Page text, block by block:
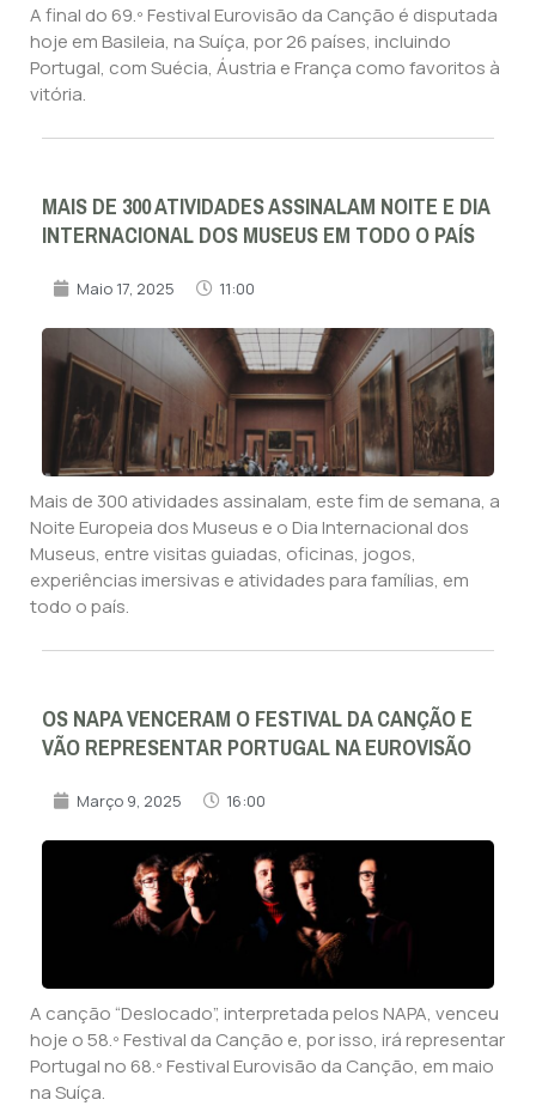
A final do 69.º Festival Eurovisão da Canção é disputada
hoje em Basileia, na Suíça, por 26 países, incluindo
Portugal, com Suécia, Áustria e França como favoritos à
vitória.
MAIS DE 300 ATIVIDADES ASSINALAM NOITE E DIA
INTERNACIONAL DOS MUSEUS EM TODO O PAÍS
Maio 17, 2025 11:00
Mais de 300 atividades assinalam, este fim de semana, a
Noite Europeia dos Museus e o Dia Internacional dos
Museus, entre visitas guiadas, oficinas, jogos,
experiências imersivas e atividades para famílias, em
todo o país.
OS NAPA VENCERAM O FESTIVAL DA CANÇÃO E
VÃO REPRESENTAR PORTUGAL NA EUROVISÃO
Março 9, 2025 16:00
A canção “Deslocado”, interpretada pelos NAPA, venceu
hoje o 58.º Festival da Canção e, por isso, irá representar
Portugal no 68.º Festival Eurovisão da Canção, em maio
na Suíça.